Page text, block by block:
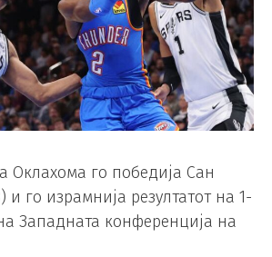
Оклахома го победија Сан
и го израмнија резултатот на 1-
Западната конференција на